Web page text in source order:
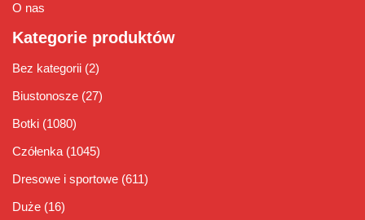
O nas
Kategorie produktów
Bez kategorii (2)
Biustonosze (27)
Botki (1080)
Czółenka (1045)
Dresowe i sportowe (611)
Duże (16)